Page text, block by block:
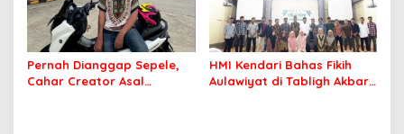
Pernah Dianggap Sepele,
Cahar Creator Asal
HMI Kendari Bahas Fikih
Aulawiyat di Tabligh Akbar